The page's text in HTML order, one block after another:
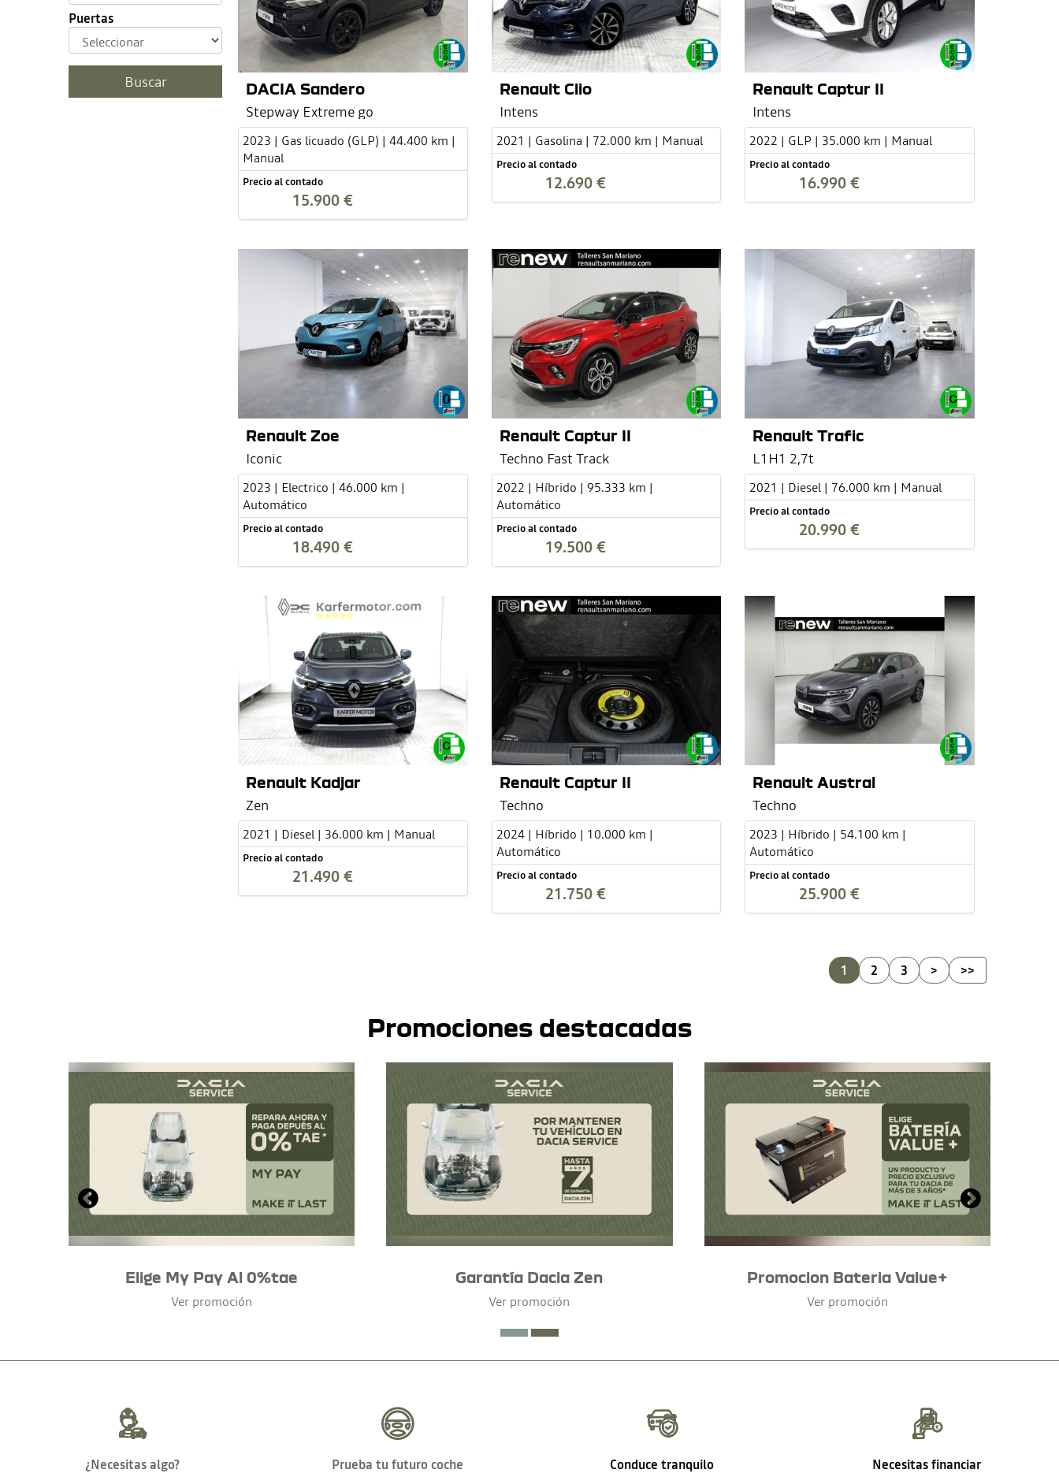
Puertas
DACIA Sandero
Stepway Extreme go
2023 | Gas licuado (GLP) | 44.400 km |
Manual
Precio al contado
15.900 €
Renault Clio
Intens
2021 | Gasolina | 72.000 km | Manual
Precio al contado
12.690 €
Renault Captur II
Intens
2022 | GLP | 35.000 km | Manual
Precio al contado
16.990 €
Renault Zoe
Iconic
2023 | Electrico | 46.000 km |
Automático
Precio al contado
18.490 €
Renault Captur II
Techno Fast Track
2022 | Híbrido | 95.333 km |
Automático
Precio al contado
19.500 €
Renault Trafic
L1H1 2,7t
2021 | Diesel | 76.000 km | Manual
Precio al contado
20.990 €
Renault Kadjar
Zen
2021 | Diesel | 36.000 km | Manual
Precio al contado
21.490 €
Renault Captur II
Techno
2024 | Híbrido | 10.000 km |
Automático
Precio al contado
21.750 €
Renault Austral
Techno
2023 | Híbrido | 54.100 km |
Automático
Precio al contado
25.900 €
1 2 3 > >>
Promociones destacadas
Elige My Pay Al 0%tae
Ver promoción
Garantía Dacia Zen
Ver promoción
Promocion Bateria Value+
Ver promoción
¿Necesitas algo? Prueba tu futuro coche Conduce tranquilo Necesitas financiar